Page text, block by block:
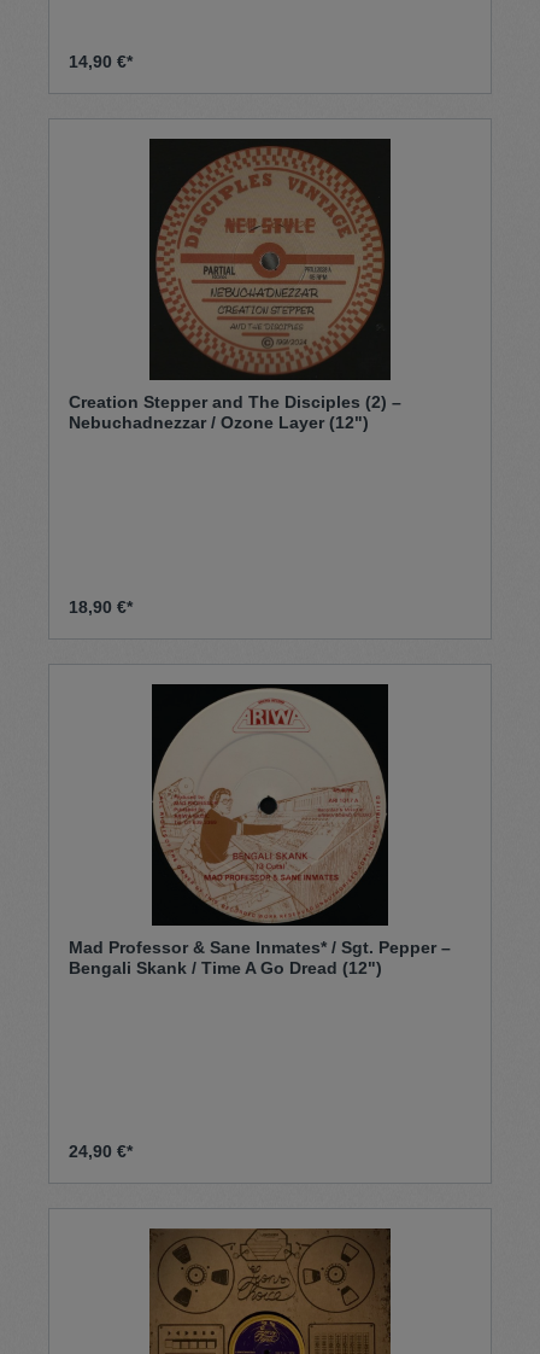
14,90 €*
Creation Stepper and The Disciples (2) –
Nebuchadnezzar / Ozone Layer (12")
18,90 €*
Mad Professor & Sane Inmates* / Sgt. Pepper –
Bengali Skank / Time A Go Dread (12")
24,90 €*